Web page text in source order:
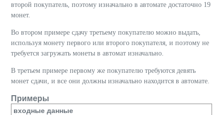
второй покупатель, поэтому изначально в автомате достаточно 19
монет.
Во втором примере сдачу третьему покупателю можно выдать,
используя монету первого или второго покупателя, и поэтому не
требуется загружать монеты в автомат изначально.
В третьем примере первому же покупателю требуются девять
монет сдачи, и все они должны изначально находится в автомате.
Примеры
входные данные